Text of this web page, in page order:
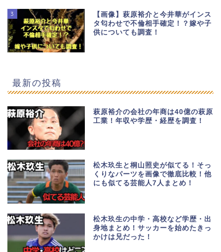
3
【画像】萩原裕介と今井華がインス
タ匂わせで不倫相手確定！？嫁や子
供についても調査！
最新の投稿
萩原裕介の会社の年商は40億の萩原
工業！年収や学歴・経歴を調査！
松木玖生と桐山照史が似てる！そっ
くりなパーツを画像で徹底比較！他
にも似てる芸能人7人まとめ！
松木玖生の中学・高校など学歴・出
身地まとめ！サッカーを始めたきっ
かけは兄だった！